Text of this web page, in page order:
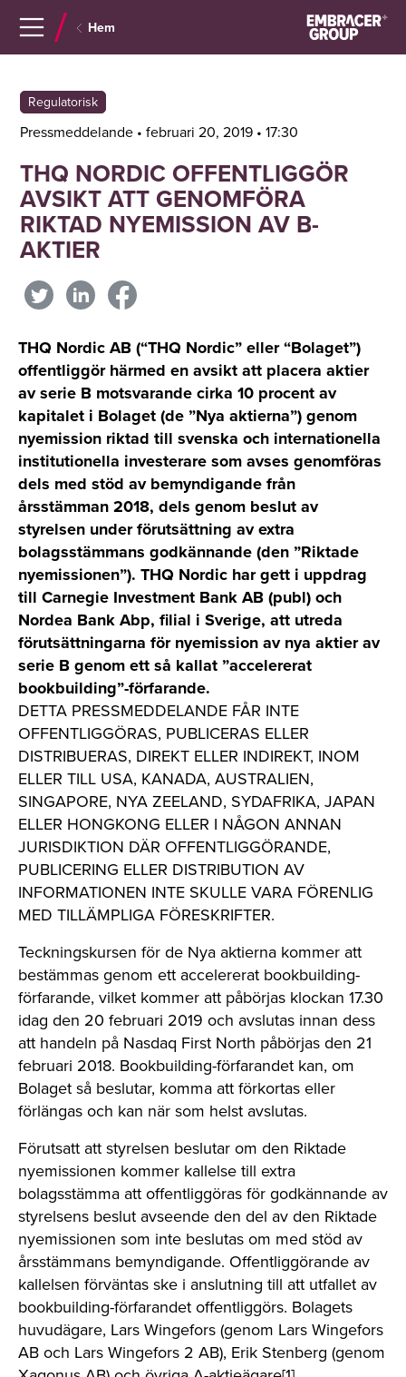
Hem
Regulatorisk
Pressmeddelande • februari 20, 2019 • 17:30
THQ NORDIC OFFENTLIGGÖR
AVSIKT ATT GENOMFÖRA
RIKTAD NYEMISSION AV B-
AKTIER
THQ Nordic AB (“THQ Nordic” eller “Bolaget”)
offentliggör härmed en avsikt att placera aktier
av serie B motsvarande cirka 10 procent av
kapitalet i Bolaget (de ”Nya aktierna”) genom
nyemission riktad till svenska och internationella
institutionella investerare som avses genomföras
dels med stöd av bemyndigande från
årsstämman 2018, dels genom beslut av
styrelsen under förutsättning av extra
bolagsstämmans godkännande (den ”Riktade
nyemissionen”). THQ Nordic har gett i uppdrag
till Carnegie Investment Bank AB (publ) och
Nordea Bank Abp, filial i Sverige, att utreda
förutsättningarna för nyemission av nya aktier av
serie B genom ett så kallat ”accelererat
bookbuilding”-förfarande.
DETTA PRESSMEDDELANDE FÅR INTE
OFFENTLIGGÖRAS, PUBLICERAS ELLER
DISTRIBUERAS, DIREKT ELLER INDIREKT, INOM
ELLER TILL USA, KANADA, AUSTRALIEN,
SINGAPORE, NYA ZEELAND, SYDAFRIKA, JAPAN
ELLER HONGKONG ELLER I NÅGON ANNAN
JURISDIKTION DÄR OFFENTLIGGÖRANDE,
PUBLICERING ELLER DISTRIBUTION AV
INFORMATIONEN INTE SKULLE VARA FÖRENLIG
MED TILLÄMPLIGA FÖRESKRIFTER.
Teckningskursen för de Nya aktierna kommer att
bestämmas genom ett accelererat bookbuilding-
förfarande, vilket kommer att påbörjas klockan 17.30
idag den 20 februari 2019 och avslutas innan dess
att handeln på Nasdaq First North påbörjas den 21
februari 2018. Bookbuilding-förfarandet kan, om
Bolaget så beslutar, komma att förkortas eller
förlängas och kan när som helst avslutas.
Förutsatt att styrelsen beslutar om den Riktade
nyemissionen kommer kallelse till extra
bolagsstämma att offentliggöras för godkännande av
styrelsens beslut avseende den del av den Riktade
nyemissionen som inte beslutas om med stöd av
årsstämmans bemyndigande. Offentliggörande av
kallelsen förväntas ske i anslutning till att utfallet av
bookbuilding-förfarandet offentliggörs. Bolagets
huvudägare, Lars Wingefors (genom Lars Wingefors
AB och Lars Wingefors 2 AB), Erik Stenberg (genom